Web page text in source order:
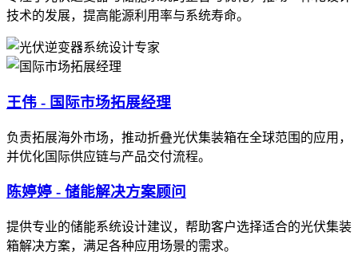
技术的发展，提高能源利用率与系统寿命。
王伟 - 国际市场拓展经理
负责拓展海外市场，推动折叠光伏集装箱在全球范围的应用，
并优化国际供应链与产品交付流程。
陈婷婷 - 储能解决方案顾问
提供专业的储能系统设计建议，帮助客户选择适合的光伏集装
箱解决方案，满足各种应用场景的需求。